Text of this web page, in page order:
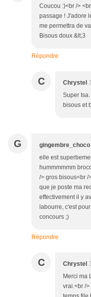
Coucou :)<br />
passage ! J'adore
me permettra de
Bisous doux &lt;3
Répondre
C Chrystel
Super
bisous et
G gingembre_choco
elle est
hummmmmm
/> gros bisous<br /
que je poste ma
effectivement il y
labourre, c'est
concours ;)
Répondre
C Chrystel
Merci ma
vrai.<br /